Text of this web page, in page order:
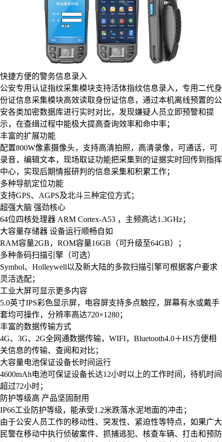
快捷方便的警务信息录入
公安专用认证指纹采集模块支持活体指纹信息录入，专用二代身
份证信息采集模块高效读取身份证信息，通过本机离线预置的公
安各类加密数据库进行实时对比，发现嫌疑人员立即预警和提
示，在查缉过程中能极大提高查询效率和命中率；
丰富的扩展功能
配置800W像素摄像头，支持高清拍照，高清录像，可通话，可
录音，编辑文本，现场取证功能把采集到的证据实时回传到指挥
中心，实现后期情报研判的信息采集和积累工作；
多种导航定位功能
支持GPS、AGPS及北斗三种定位方式；
超强大脑 强劲核心
64位四核处理器 ARM Cortex-A53 ，主频高达1.3GHz；
大容量存储器 设备运行顺畅自如
RAM容量2GB，ROM容量16GB（可升级至64GB）；
多种条码扫描引擎（可选）
Symbol、Holleywell以及新大陆的多款扫描引擎可根据客户要求
灵活选配；
工业大屏可显示更多内容
5.0英寸IPS彩色显示屏，电容屏支持多点触控，屏幕有水或戴手
套均可操作，分辨率高达720×1280；
丰富的数据传输方式
4G、3G、2G全网通数据传输，WIFI，Bluetooth4.0＋HS方便相
关信息的传输、查阅和对比；
大容量电池保证设备长时间运行
4600mAh电池可保证设备长达12小时以上的工作时间，待机时间
超过72小时；
防护等级高 产品坚固耐用
IP66工业防护等级，能承受1.2米跌落水泥地面的冲击；
由于公安人员工作的移动性、突发性、紧迫性等特点，如果广大
民警在移动中执行侦破案件、抓捕逃犯、核查车辆、打击和预防